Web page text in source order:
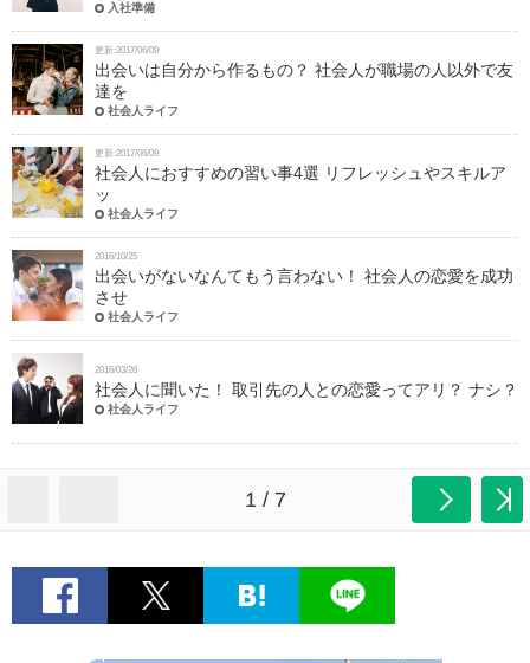
入社準備
更新:2017/06/09
出会いは自分から作るもの？ 社会人が職場の人以外で友
達を
社会人ライフ
更新:2017/06/09
社会人におすすめの習い事4選 リフレッシュやスキルア
ッ
社会人ライフ
2016/10/25
出会いがないなんてもう言わない！ 社会人の恋愛を成功
させ
社会人ライフ
2016/03/26
社会人に聞いた！ 取引先の人との恋愛ってアリ？ ナシ？
社会人ライフ
1 / 7